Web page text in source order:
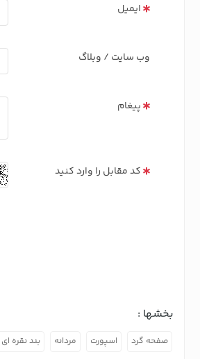
ایمیل
وب سایت / وبلاگ
پیغام
کد مقابل را وارد کنید
بخشها :
صفحه گرد اسپورت مردانه بند نقره ای